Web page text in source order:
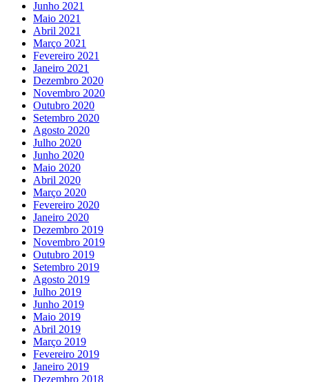
Junho 2021
Maio 2021
Abril 2021
Março 2021
Fevereiro 2021
Janeiro 2021
Dezembro 2020
Novembro 2020
Outubro 2020
Setembro 2020
Agosto 2020
Julho 2020
Junho 2020
Maio 2020
Abril 2020
Março 2020
Fevereiro 2020
Janeiro 2020
Dezembro 2019
Novembro 2019
Outubro 2019
Setembro 2019
Agosto 2019
Julho 2019
Junho 2019
Maio 2019
Abril 2019
Março 2019
Fevereiro 2019
Janeiro 2019
Dezembro 2018